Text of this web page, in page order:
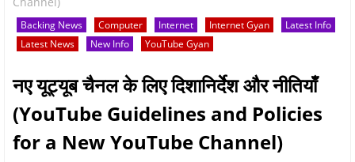
Backing News Computer Internet Internet Gyan
Latest Info
Latest News
New Info YouTube Gyan
नए यूट्यूब चैनल के लिए दिशानिर्देश और नीतियाँ
(YouTube Guidelines and Policies
for a New YouTube Channel)